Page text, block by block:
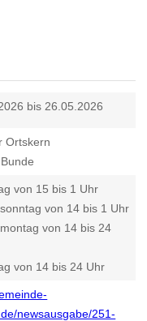
bis 26.05.2026
Ortskern
Bunde
von 15 bis 1 Uhr
von 14 bis 1 Uhr
von 14 bis 24
von 14 bis 24 Uhr
newsausgabe/251-